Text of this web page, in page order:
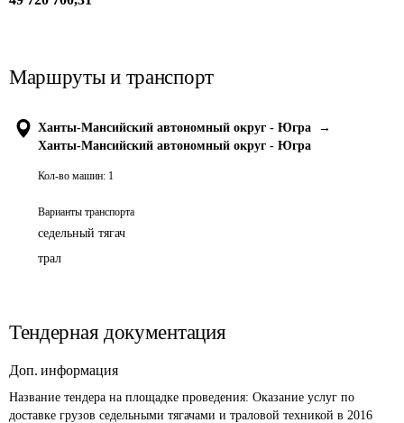
Маршруты и транспорт
Ханты-Мансийский автономный округ - Югра
→
Ханты-Мансийский автономный округ - Югра
Кол-во машин: 1
Варианты транспорта
седельный тягач
трал
Тендерная документация
Доп. информация
Название тендера на площадке проведения: Оказание услуг по
доставке грузов седельными тягачами и траловой техникой в 2016